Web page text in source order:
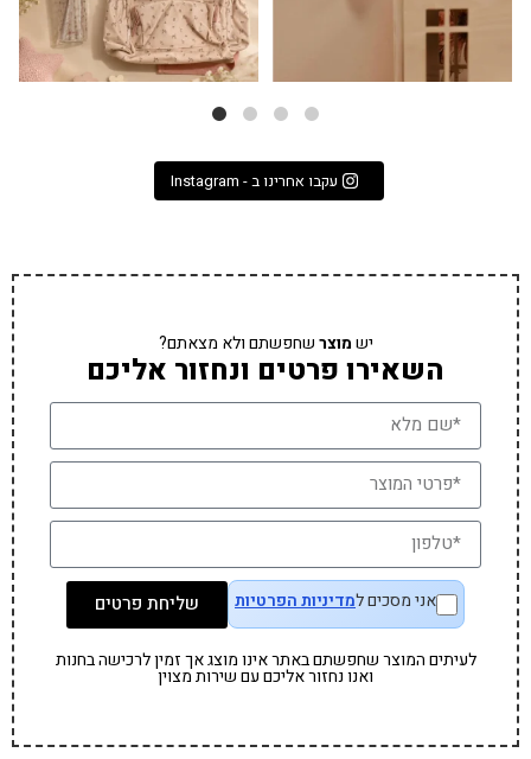
עקבו אחרינו ב - Instagram
ישמוצרשחפשתם ולא מצאתם?
השאירו פרטים ונחזור אליכם
אני מסכים למדיניות הפרטיות שליחת פרטים
לעיתים המוצר שחפשתם באתר אינו מוצג אך זמין לרכישה בחנות
ואנו נחזור אליכם עם שירות מצוין